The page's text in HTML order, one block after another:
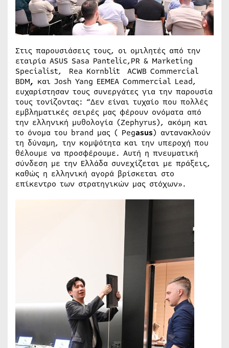
Στις παρουσιάσεις τους, οι ομιλητές από την
εταιρία ASUS Sasa Pantelic,PR & Marketing
Specialist, Rea Kornblit ACWB Commercial
BDM, και Josh Yang EEMEA Commercial Lead,
ευχαρίστησαν τους συνεργάτες για την παρουσία
τους τονίζοντας: “Δεν είναι τυχαίο που πολλές
εμβληματικές σειρές μας φέρουν ονόματα από
την ελληνική μυθολογία (Zephyrus), ακόμη και
το όνομα του brand μας ( Pegasus) αντανακλούν
τη δύναμη, την κομψότητα και την υπεροχή που
θέλουμε να προσφέρουμε. Αυτή η πνευματική
σύνδεση με την Ελλάδα συνεχίζεται με πράξεις,
καθώς η ελληνική αγορά βρίσκεται στο
επίκεντρο των στρατηγικών μας στόχων».